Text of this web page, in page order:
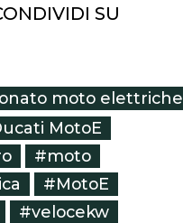
SU
moto elettriche
MotoE
#moto
#MotoE
#velocekw